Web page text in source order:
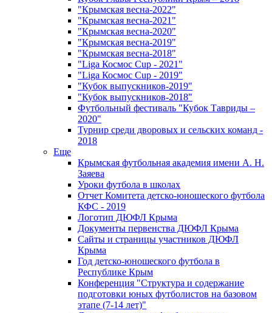
"Крымская весна-2022"
"Крымская весна-2021"
"Крымская весна-2020"
"Крымская весна-2019"
"Крымская весна-2018"
"Liga Космос Cup - 2021"
"Liga Космос Cup - 2019"
"Кубок выпускников-2019"
"Кубок выпускников-2018"
Футбольный фестиваль "Кубок Тавриды –
2020"
Турнир среди дворовых и сельских команд -
2018
Еще
Крымская футбольная академия имени А. Н.
Заяева
Уроки футбола в школах
Отчет Комитета детско-юношеского футбола
КФС - 2019
Логотип ДЮФЛ Крыма
Документы первенства ДЮФЛ Крыма
Сайты и страницы участников ДЮФЛ
Крыма
Год детско-юношеского футбола в
Республике Крым
Конференция "Структура и содержание
подготовки юных футболистов на базовом
этапе (7-14 лет)"